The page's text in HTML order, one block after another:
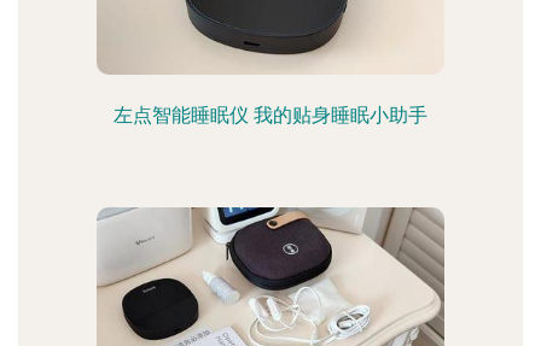
左点智能睡眠仪 我的贴身睡眠小助手